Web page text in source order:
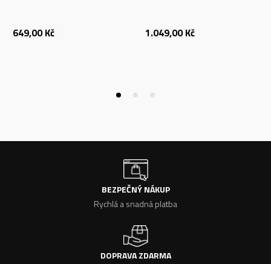
649,00 Kč 1.049,00 Kč
BEZPEČNÝ NÁKUP
Rychlá a snadná platba
DOPRAVA ZDARMA